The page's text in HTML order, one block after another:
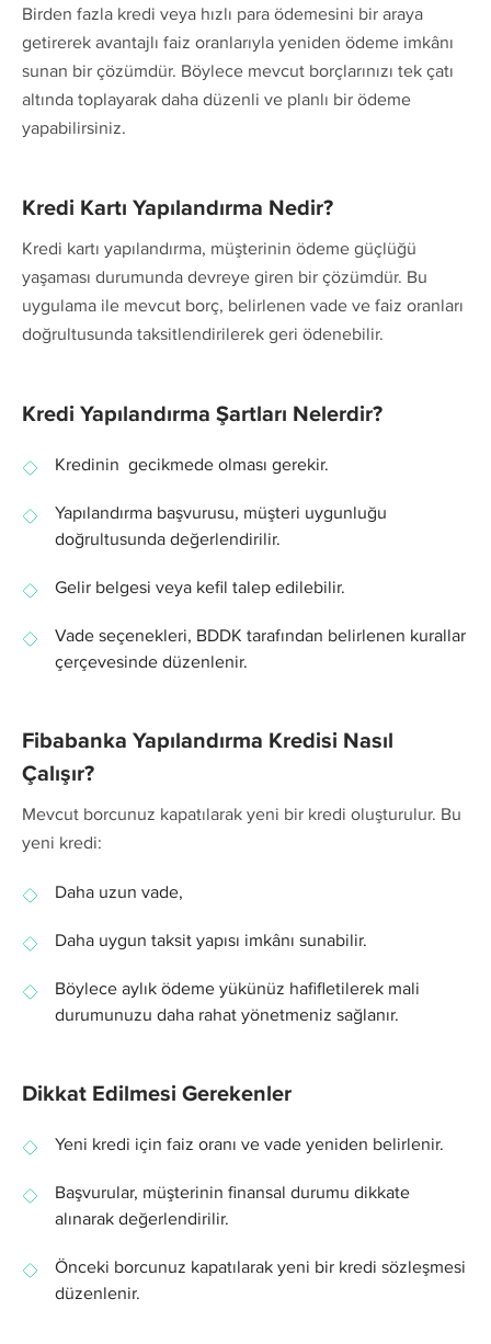
Birden fazla kredi veya hızlı para ödemesini bir araya
getirerek avantajlı faiz oranlarıyla yeniden ödeme imkânı
sunan bir çözümdür. Böylece mevcut borçlarınızı tek çatı
altında toplayarak daha düzenli ve planlı bir ödeme
yapabilirsiniz.
Kredi Kartı Yapılandırma Nedir?
Kredi kartı yapılandırma, müşterinin ödeme güçlüğü
yaşaması durumunda devreye giren bir çözümdür. Bu
uygulama ile mevcut borç, belirlenen vade ve faiz oranları
doğrultusunda taksitlendirilerek geri ödenebilir.
Kredi Yapılandırma Şartları Nelerdir?
Kredinin gecikmede olması gerekir.
Yapılandırma başvurusu, müşteri uygunluğu
doğrultusunda değerlendirilir.
Gelir belgesi veya kefil talep edilebilir.
Vade seçenekleri, BDDK tarafından belirlenen kurallar
çerçevesinde düzenlenir.
Fibabanka Yapılandırma Kredisi Nasıl
Çalışır?
Mevcut borcunuz kapatılarak yeni bir kredi oluşturulur. Bu
yeni kredi:
Daha uzun vade,
Daha uygun taksit yapısı imkânı sunabilir.
Böylece aylık ödeme yükünüz hafifletilerek mali
durumunuzu daha rahat yönetmeniz sağlanır.
Dikkat Edilmesi Gerekenler
Yeni kredi için faiz oranı ve vade yeniden belirlenir.
Başvurular, müşterinin finansal durumu dikkate
alınarak değerlendirilir.
Önceki borcunuz kapatılarak yeni bir kredi sözleşmesi
düzenlenir.